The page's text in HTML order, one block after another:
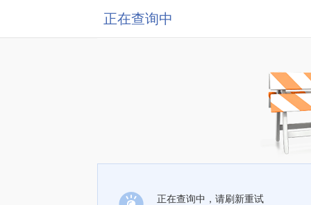
正在查询中
正在查询中，请刷新重试